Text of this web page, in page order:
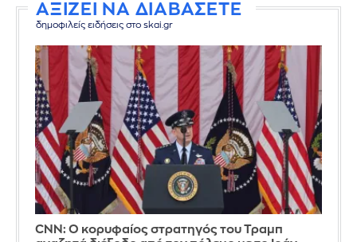
ΑΞΙΖΕΙ ΝΑ ΔΙΑΒΑΣΕΤΕ
δημοφιλείς ειδήσεις στο skai.gr
CNN: Ο κορυφαίος στρατηγός του Τραμπ